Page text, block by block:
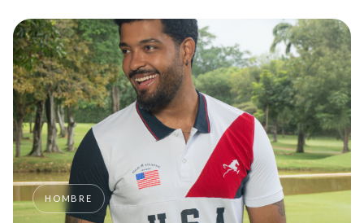
HOMBRE